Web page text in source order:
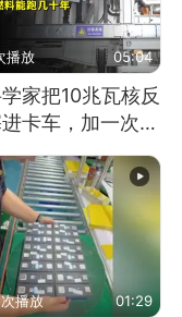
播放 05:04
家把10兆瓦核反
卡车，加一次燃
几十年
播放 01:29